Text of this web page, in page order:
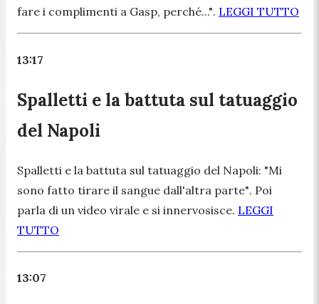
fare i complimenti a Gasp, perché...". LEGGI TUTTO
13:17
Spalletti e la battuta sul tatuaggio
del Napoli
Spalletti e la battuta sul tatuaggio del Napoli: "Mi
sono fatto tirare il sangue dall'altra parte". Poi
parla di un video virale e si innervosisce. LEGGI
TUTTO
13:07